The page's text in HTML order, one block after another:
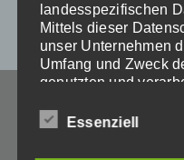
landesspezifischen
Mittels dieser
unser Unternehmen
Umfang und Zweck
genutzten und
Personen mittels
Essenziell